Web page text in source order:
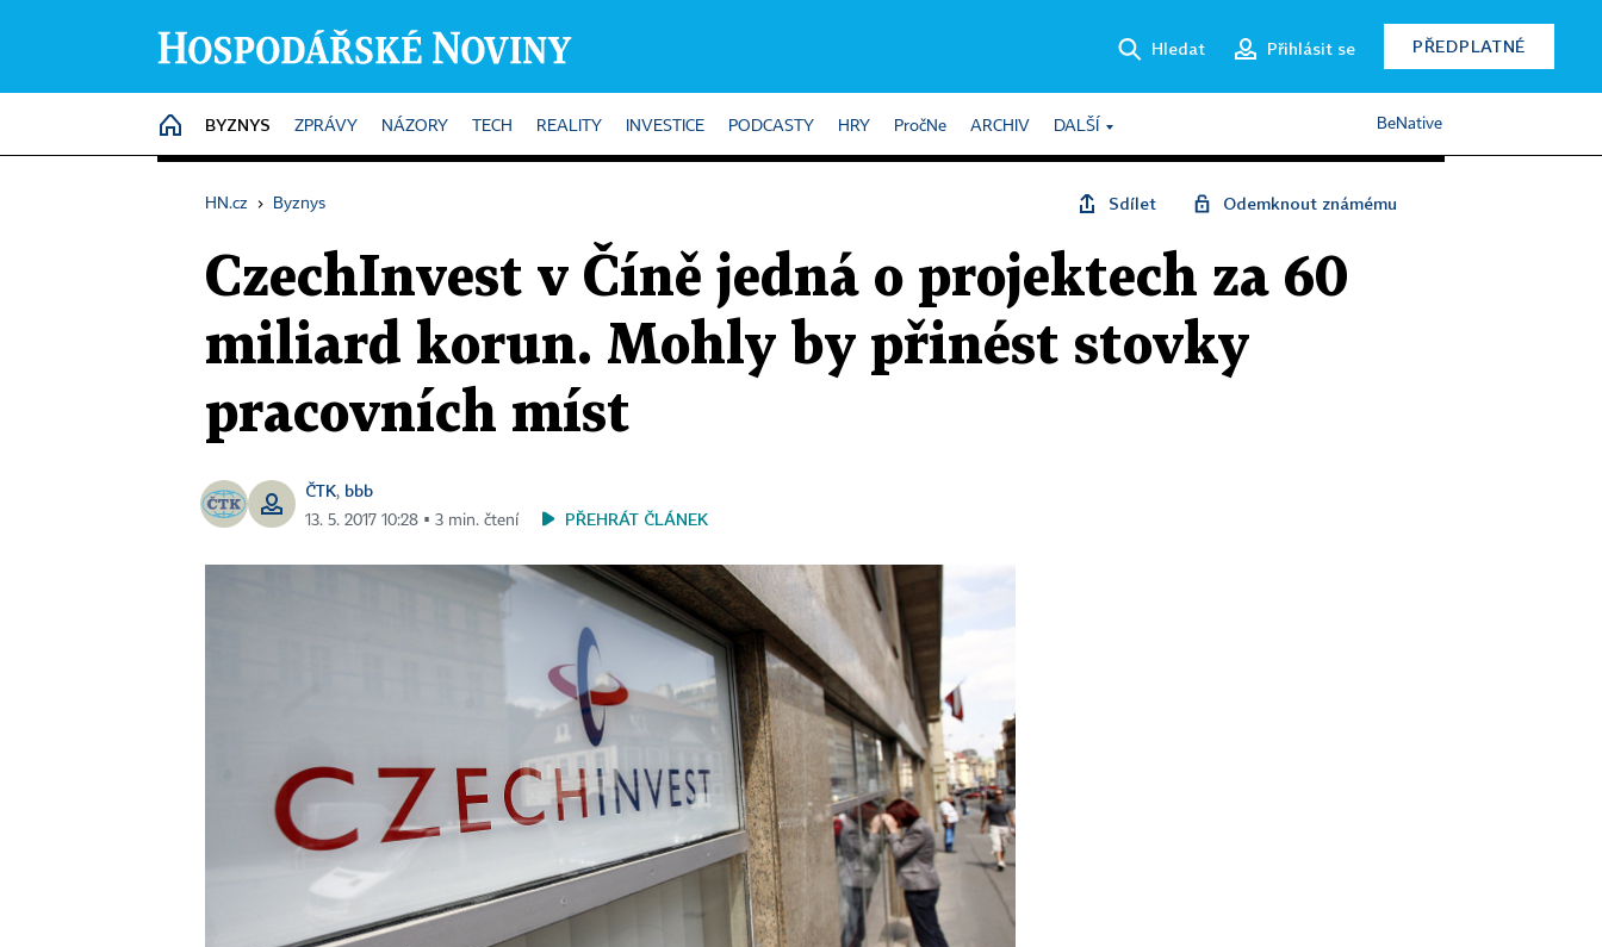
Hledat Přihlásit se PŘEDPLATNÉ
HOME
BYZNYS ZPRÁVY NÁZORY TECH REALITY INVESTICE PODCASTY HRY PročNe ARCHIV DALŠÍ BeNative
HN.cz › Byznys Sdílet Odemknout známému
CzechInvest v Číně jedná o projektech za 60
miliard korun. Mohly by přinést stovky
pracovních míst
ČTK, bbb
13. 5. 2017 10:28 ▪ 3 min. čtení PŘEHRÁT ČLÁNEK